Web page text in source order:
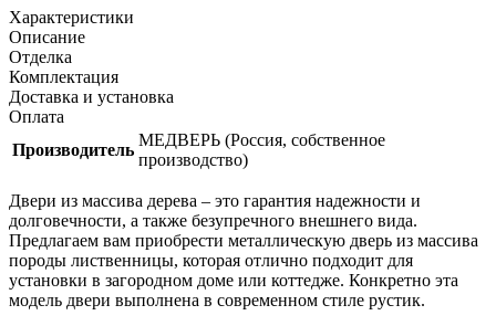
Характеристики
Описание
Отделка
Комплектация
Доставка и установка
Оплата
Производитель
МЕДВЕРЬ (Россия, собственное
производство)
Двери из массива дерева – это гарантия надежности и
долговечности, а также безупречного внешнего вида.
Предлагаем вам приобрести металлическую дверь из массива
породы лиственницы, которая отлично подходит для
установки в загородном доме или коттедже. Конкретно эта
модель двери выполнена в современном стиле рустик.